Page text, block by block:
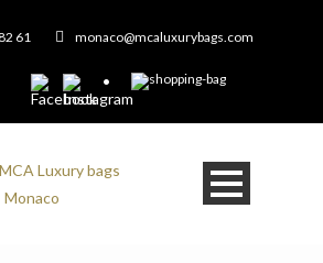
61 monaco@mcaluxurybags.com